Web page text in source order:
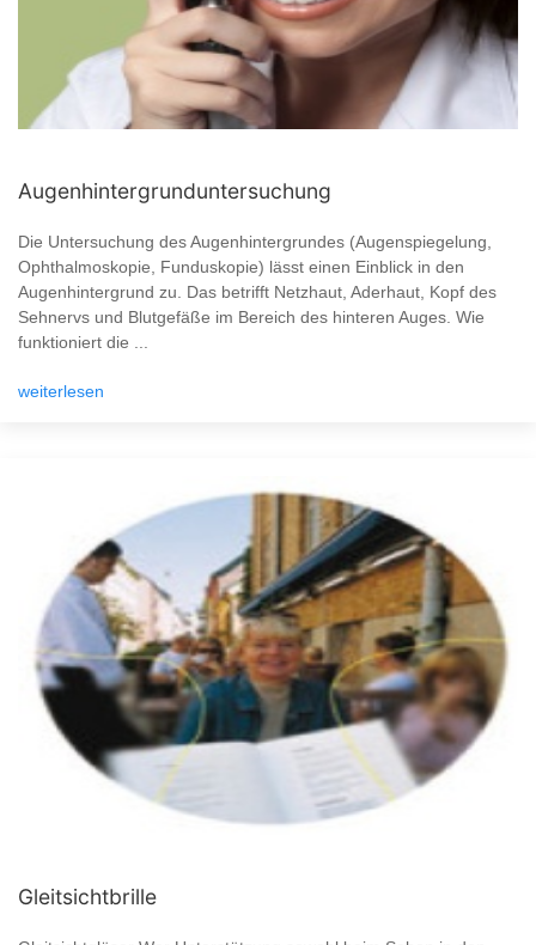
Augenhintergrunduntersuchung
Die Untersuchung des Augenhintergrundes (Augenspiegelung,
Ophthalmoskopie, Funduskopie) lässt einen Einblick in den
Augenhintergrund zu. Das betrifft Netzhaut, Aderhaut, Kopf des
Sehnervs und Blutgefäße im Bereich des hinteren Auges. Wie
funktioniert die ...
weiterlesen
Gleitsichtbrille